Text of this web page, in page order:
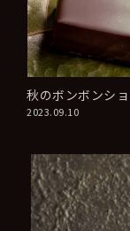
秋のボンボンシ
2023.09.10